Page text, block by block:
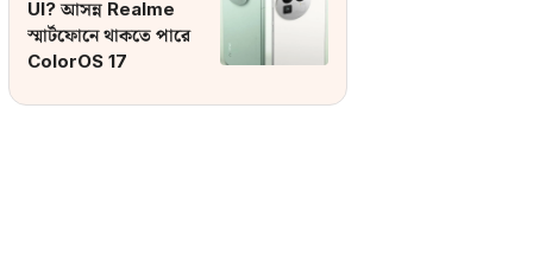
UI? আসন্ন Realme
স্মার্টফোনে থাকতে পারে
ColorOS 17